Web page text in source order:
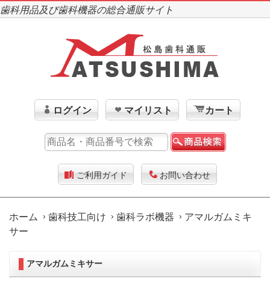
歯科用品及び歯科機器の総合通販サイト
ログイン マイリスト カート
ご利用ガイド お問い合わせ
ホーム 歯科技工向け 歯科ラボ機器
アマルガムミキ
サー
アマルガムミキサー